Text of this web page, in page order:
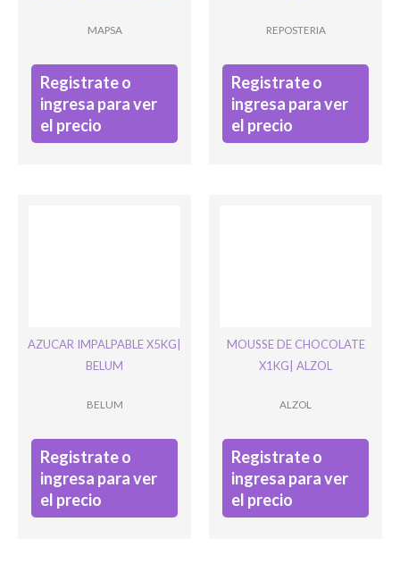
MAPSA
Registrate o
ingresa para ver
el precio
REPOSTERIA
Registrate o
ingresa para ver
el precio
AZUCAR IMPALPABLE X5KG|
BELUM
BELUM
Registrate o
ingresa para ver
el precio
MOUSSE DE CHOCOLATE
X1KG| ALZOL
ALZOL
Registrate o
ingresa para ver
el precio